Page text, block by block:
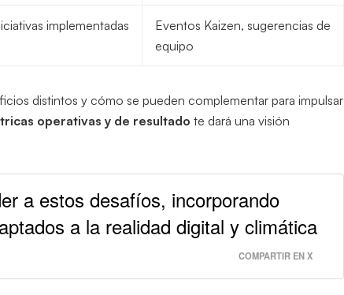
implementadas
Eventos Kaizen, sugerencias de
equipo
distintos y cómo se pueden complementar para impulsar
operativas y de resultado te dará una visión
a estos desafíos, incorporando
a la realidad digital y climática
COMPARTIR EN X